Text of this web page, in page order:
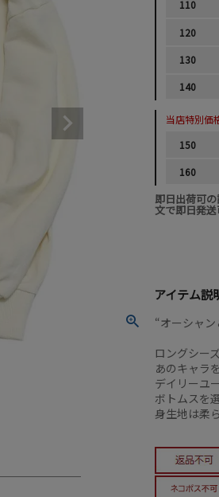
110
120
130
140
当店特別価
150
160
即日出荷可
文で即日発送
アイテム説
“オーシャ
ロングシー
あのキャラ
デイリーユ
ボトムスを
身生地は柔